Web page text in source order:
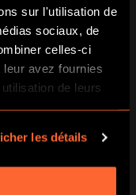
sur l'utilisation de
sociaux, de
celles-ci
avez fournies
de leurs
les détails
devez
une
!